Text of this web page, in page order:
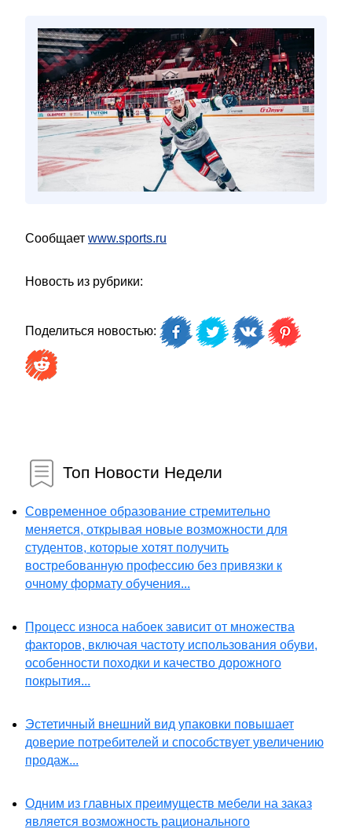
Сообщает www.sports.ru
Новость из рубрики:
Поделиться новостью:
Топ Новости Недели
Современное образование стремительно
меняется, открывая новые возможности для
студентов, которые хотят получить
востребованную профессию без привязки к
очному формату обучения...
Процесс износа набоек зависит от множества
факторов, включая частоту использования обуви,
особенности походки и качество дорожного
покрытия...
Эстетичный внешний вид упаковки повышает
доверие потребителей и способствует увеличению
продаж...
Одним из главных преимуществ мебели на заказ
является возможность рационального